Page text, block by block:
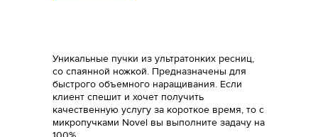
Уникальные пучки из ультратонких ресниц,
со спаянной ножкой. Предназначены для
быстрого объемного наращивания. Если
клиент спешит и хочет получить
качественную услугу за короткое время, то c
микропучками Novel вы выполните задачу на